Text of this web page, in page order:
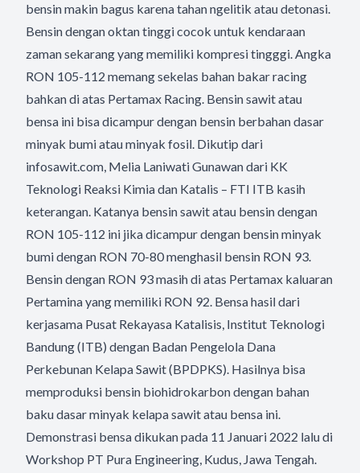
bensin makin bagus karena tahan ngelitik atau detonasi.
Bensin dengan oktan tinggi cocok untuk kendaraan
zaman sekarang yang memiliki kompresi tingggi. Angka
RON 105-112 memang sekelas bahan bakar racing
bahkan di atas Pertamax Racing. Bensin sawit atau
bensa ini bisa dicampur dengan bensin berbahan dasar
minyak bumi atau minyak fosil. Dikutip dari
infosawit.com, Melia Laniwati Gunawan dari KK
Teknologi Reaksi Kimia dan Katalis – FTI ITB kasih
keterangan. Katanya bensin sawit atau bensin dengan
RON 105-112 ini jika dicampur dengan bensin minyak
bumi dengan RON 70-80 menghasil bensin RON 93.
Bensin dengan RON 93 masih di atas Pertamax kaluaran
Pertamina yang memiliki RON 92. Bensa hasil dari
kerjasama Pusat Rekayasa Katalisis, Institut Teknologi
Bandung (ITB) dengan Badan Pengelola Dana
Perkebunan Kelapa Sawit (BPDPKS). Hasilnya bisa
memproduksi bensin biohidrokarbon dengan bahan
baku dasar minyak kelapa sawit atau bensa ini.
Demonstrasi bensa dikukan pada 11 Januari 2022 lalu di
Workshop PT Pura Engineering, Kudus, Jawa Tengah.